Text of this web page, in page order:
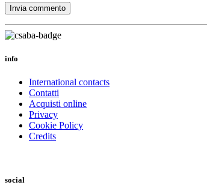
info
International contacts
Contatti
Acquisti online
Privacy
Cookie Policy
Credits
social